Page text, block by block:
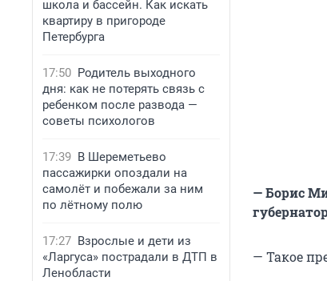
школа и бассейн. Как искать
квартиру в пригороде
Петербурга
17:50 Родитель выходного
дня: как не потерять связь с
ребенком после развода —
советы психологов
17:39 В Шереметьево
пассажирки опоздали на
самолёт и побежали за ним
по лётному полю
17:27 Взрослые и дети из
«Ларгуса» пострадали в ДТП в
Ленобласти
— Борис
— Такое